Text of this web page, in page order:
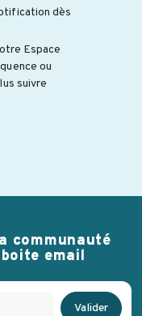
dès
Espace
ou
suivre
communauté
email
Valider